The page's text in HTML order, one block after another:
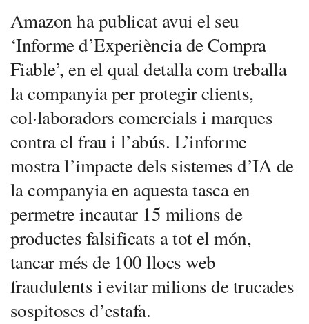
Amazon ha publicat avui el seu
‘Informe d’Experiència de Compra
Fiable’, en el qual detalla com treballa
la companyia per protegir clients,
col·laboradors comercials i marques
contra el frau i l’abús. L’informe
mostra l’impacte dels sistemes d’IA de
la companyia en aquesta tasca en
permetre incautar 15 milions de
productes falsificats a tot el món,
tancar més de 100 llocs web
fraudulents i evitar milions de trucades
sospitoses d’estafa.